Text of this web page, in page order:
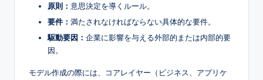
原則： 意思決定を導くルール。
要件： 満たされなければならない具体的な要件。
駆動要因： 企業に影響を与える外部的または内部的要
因。
モデル作成の際には、コアレイヤー（ビジネス、アプリケ